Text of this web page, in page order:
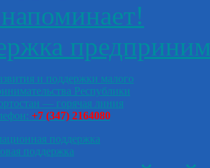
и поддержки малого
Республики
— горячая линия
+7 (347) 2164080
поддержка
поддержка